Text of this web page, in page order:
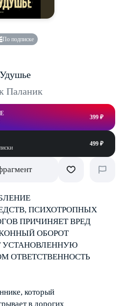
По подписке
Удушье
Паланик
399 ₽
499 ₽
ПСИХОТРОПНЫХ
ПРИЧИНЯЕТ ВРЕД
ОБОРОТ
УСТАНОВЛЕННУЮ
ОТВЕТСТВЕННОСТЬ
который
в дорогих